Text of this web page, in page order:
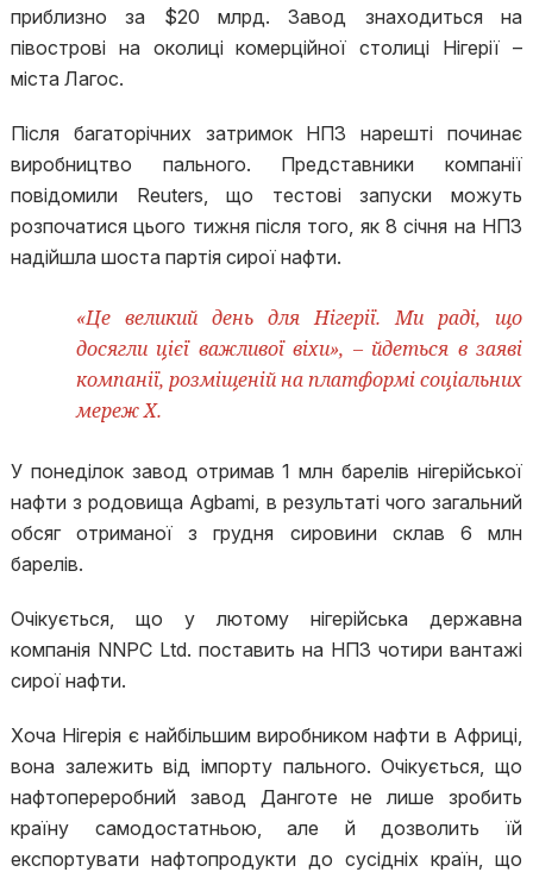
приблизно за $20 млрд. Завод знаходиться на
півострові на околиці комерційної столиці Нігерії –
міста Лагос.
Після багаторічних затримок НПЗ нарешті починає
виробництво пального. Представники компанії
повідомили Reuters, що тестові запуски можуть
розпочатися цього тижня після того, як 8 січня на НПЗ
надійшла шоста партія сирої нафти.
«Це великий день для Нігерії. Ми раді, що
досягли цієї важливої віхи», – йдеться в заяві
компанії, розміщеній на платформі соціальних
мереж X.
У понеділок завод отримав 1 млн барелів нігерійської
нафти з родовища Agbami, в результаті чого загальний
обсяг отриманої з грудня сировини склав 6 млн
барелів.
Очікується, що у лютому нігерійська державна
компанія NNPC Ltd. поставить на НПЗ чотири вантажі
сирої нафти.
Хоча Нігерія є найбільшим виробником нафти в Африці,
вона залежить від імпорту пального. Очікується, що
нафтопереробний завод Данготе не лише зробить
країну самодостатньою, але й дозволить їй
експортувати нафтопродукти до сусідніх країн, що